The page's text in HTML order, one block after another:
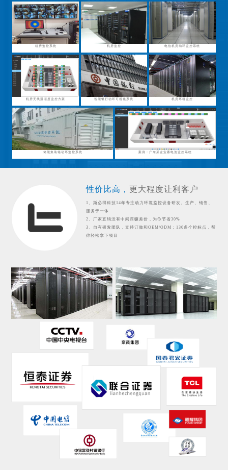
机房监控系统 机房监控 电信机房动环监控系统
机房无线温湿度监控方案 智能银行动环可视化系统 机房环境监控
储能集装箱动环监控系统 案例：广东某企业蓄电池监控系统
性价比高， 更大程度让利客户
1、斯必得科技14年专注动力环境监控设备研发、生产、销售、
服务于一体
2、厂家直销没有中间商赚差价，为你节省30%
3、自有研发团队，支持订做和OEM/ODM；130多个控标点，帮
你轻松拿下项目